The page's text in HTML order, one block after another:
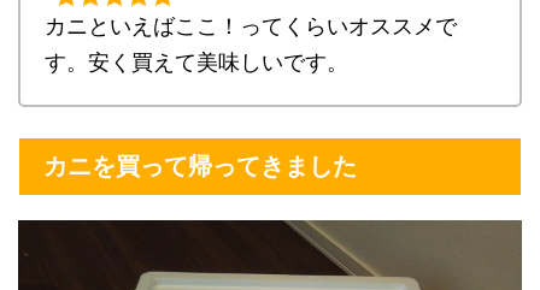
カニといえばここ！ってくらいオススメで
す。安く買えて美味しいです。
カニを買って帰ってきました